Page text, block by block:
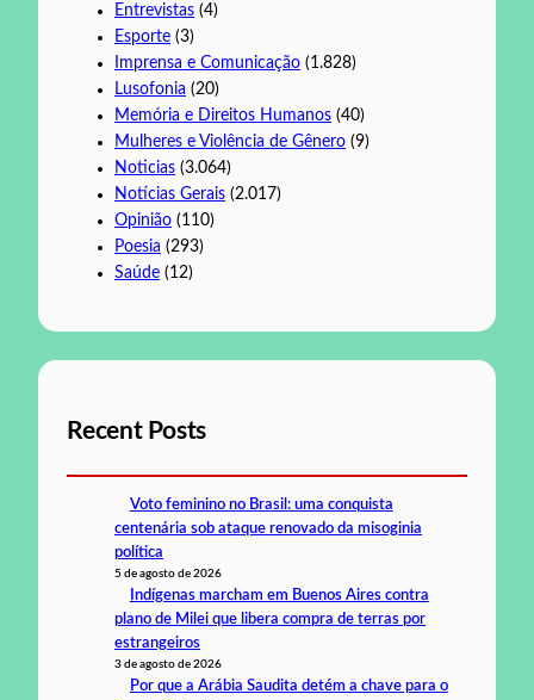
Entrevistas (4)
Esporte (3)
Imprensa e Comunicação (1.828)
Lusofonia (20)
Memória e Direitos Humanos (40)
Mulheres e Violência de Gênero (9)
Noticias (3.064)
Notícias Gerais (2.017)
Opinião (110)
Poesia (293)
Saúde (12)
Recent Posts
Voto feminino no Brasil: uma conquista
centenária sob ataque renovado da misoginia
política
5 de agosto de 2026
Indígenas marcham em Buenos Aires contra
plano de Milei que libera compra de terras por
estrangeiros
3 de agosto de 2026
Por que a Arábia Saudita detém a chave para o